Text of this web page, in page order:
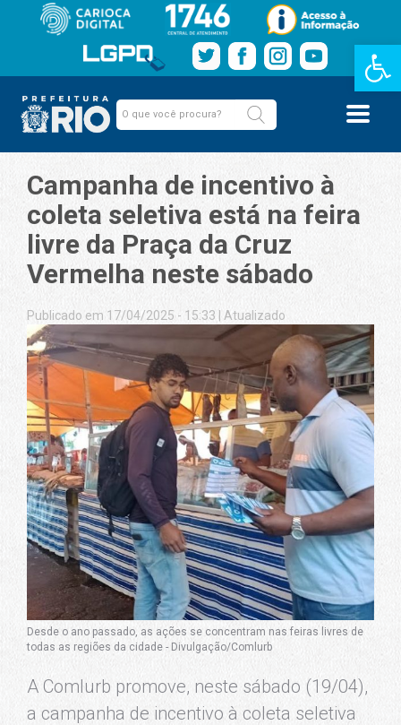
Barra de
Campanha de incentivo à
coleta seletiva está na feira
livre da Praça da Cruz
Vermelha neste sábado
Publicado em 17/04/2025 - 15:33 Atualizado
Desde o ano passado, as ações se concentram nas feiras livres de
todas as regiões da cidade - Divulgação/Comlurb
A Comlurb promove, neste sábado (19/04),
a campanha de incentivo à coleta seletiva